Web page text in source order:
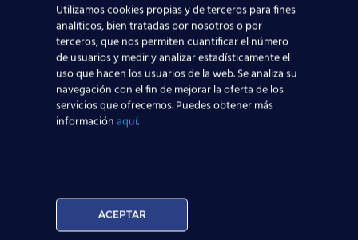
Y tú, ¿quieres apuntarte
al próximo curso TCP?
Ponte en contacto con
nosotros a través de
este formulario, ¡y
Nombre*
Utilizamos cookies propias y de terceros para fines
analíticos, bien tratadas por nosotros o por
terceros, que nos permiten cuantificar el número
de usuarios y medir y analizar estadísticamente el
uso que hacen los usuarios de la web. Se analiza su
navegación con el fin de mejorar la oferta de los
servicios que ofrecemos. Puedes obtener más
informaciónaquí.
ACEPTAR